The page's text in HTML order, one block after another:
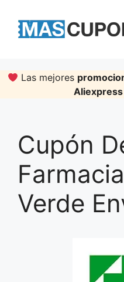
content
Las mejores
Aliexpress
Cupón
Verde